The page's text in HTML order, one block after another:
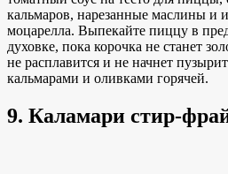
кальмаров, нарезанные маслины и
моцарелла. Выпекайте пиццу в
духовке, пока корочка не станет
не расплавится и не начнет
кальмарами и оливками горячей.
9. Каламари стир-